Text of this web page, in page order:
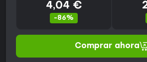
4,04 €
-86%
Comprar ahora